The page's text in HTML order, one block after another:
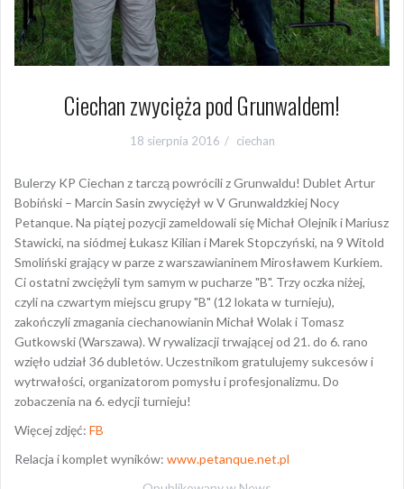
Ciechan zwycięża pod Grunwaldem!
18 sierpnia 2016 ciechan
Bulerzy KP Ciechan z tarczą powrócili z Grunwaldu! Dublet Artur
Bobiński – Marcin Sasin zwyciężył w V Grunwaldzkiej Nocy
Petanque. Na piątej pozycji zameldowali się Michał Olejnik i Mariusz
Stawicki, na siódmej Łukasz Kilian i Marek Stopczyński, na 9 Witold
Smoliński grający w parze z warszawianinem Mirosławem Kurkiem.
Ci ostatni zwciężyli tym samym w pucharze "B". Trzy oczka niżej,
czyli na czwartym miejscu grupy "B" (12 lokata w turnieju),
zakończyli zmagania ciechanowianin Michał Wolak i Tomasz
Gutkowski (Warszawa). W rywalizacji trwającej od 21. do 6. rano
wzięło udział 36 dubletów. Uczestnikom gratulujemy sukcesów i
wytrwałości, organizatorom pomysłu i profesjonalizmu. Do
zobaczenia na 6. edycji turnieju!
Więcej zdjęć: FB
Relacja i komplet wyników: www.petanque.net.pl